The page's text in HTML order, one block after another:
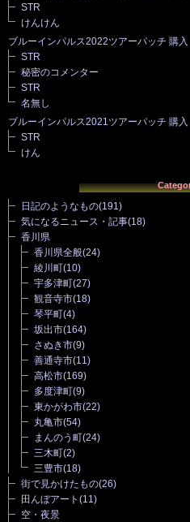
STR
けんけん
ブルーインパルス2022ツアーパッチ 購入
STR
秘密のコメンター
STR
名無し
ブルーインパルス2021ツアーパッチ 購入
STR
けん
日記のようなもの(191)
気になるニュース・記事(18)
香川県
香川県全般(24)
綾川町(10)
宇多津町(27)
観音寺市(18)
琴平町(4)
坂出市(164)
さぬき市(9)
善通寺市(11)
高松市(169)
多度津町(9)
東かがわ市(22)
丸亀市(54)
まんのう町(24)
三木町(2)
三豊市(18)
街で見かけたもの(26)
田んぼアート (11)
空・夜景